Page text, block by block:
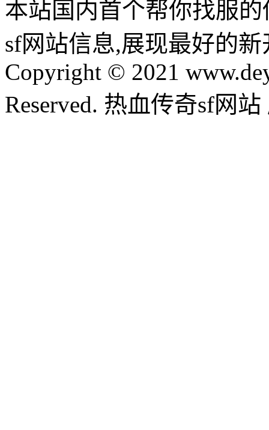
本站国内首个帮你找服
sf网站信息,展现最好的
Copyright © 2021
Reserved. 热血传奇sf网